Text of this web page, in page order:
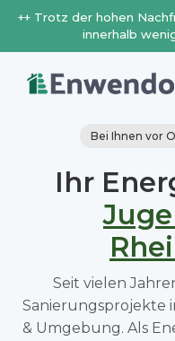
++ Trotz der hohen
innerhalb
Bei Ihnen vor
Ihr
Seit vielen
Sanierungsprojekte
& Umgebung. Als